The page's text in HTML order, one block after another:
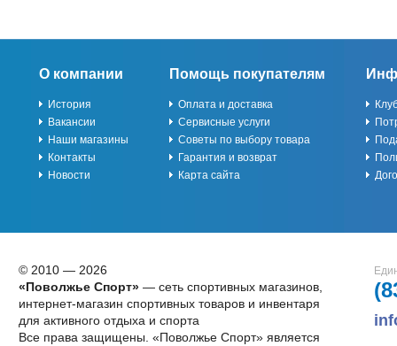
О компании
История
Вакансии
Наши магазины
Контакты
Новости
Помощь покупателям
Оплата и доставка
Сервисные услуги
Советы по выбору товара
Гарантия и возврат
Карта сайта
© 2010 — 2026
«Поволжье Спорт»— сеть спортивных магазинов,
интернет-магазин спортивных товаров и инвентаря
для активного отдыха и спорта
Все права защищены. «Поволжье Спорт» является